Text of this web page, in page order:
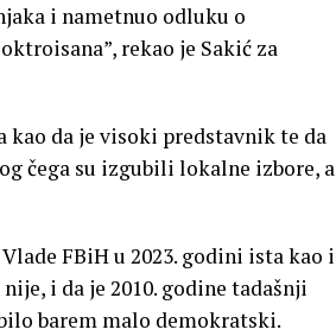
i nametnuo odluku o
rekao je Sakić za
kao da je visoki predstavnik te da
čega su izgubili lokalne izbore, a
FBiH u 2023. godini ista kao i
i da je 2010. godine tadašnji
barem malo demokratski.